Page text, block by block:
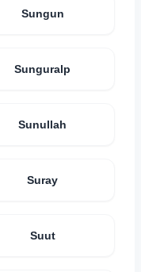
Sungun
Sunguralp
Sunullah
Suray
Suut